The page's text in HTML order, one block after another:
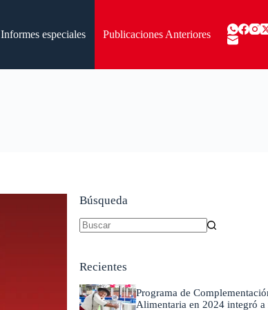
Informes especiales Publicaciones Anteriores
Búsqueda
Recientes
Programa de
Alimentaria en 2024 integró a